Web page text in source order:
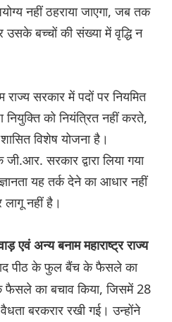
नहीं ठहराया जाएगा, जब तक
उसके बच्चों की संख्या में वृद्धि न
सरकार में पदों पर नियमित
को नियंत्रित नहीं करते,
विशेष योजना है।
सरकार द्वारा लिया गया
यह तर्क देने का आधार नहीं
नहीं है।
एवं अन्य बनाम महाराष्ट्र राज्य
पीठ के फुल बैंच के फैसले का
फैसले का बचाव किया, जिसमें 28
बरकरार रखी गई। उन्होंने